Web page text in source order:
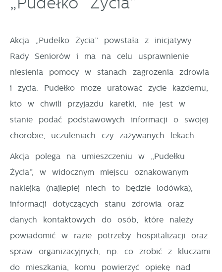
Akcja „Pudełko Życia” powstała z inicjatywy
Rady Seniorów i ma na celu usprawnienie
niesienia pomocy w stanach zagrożenia zdrowia
i życia. Pudełko może uratować życie każdemu,
kto w chwili przyjazdu karetki, nie jest w
stanie podać podstawowych informacji o swojej
chorobie, uczuleniach czy zażywanych lekach.
Akcja polega na umieszczeniu w „Pudełku
Życia”, w widocznym miejscu oznakowanym
naklejką (najlepiej niech to będzie lodówka),
informacji dotyczących stanu zdrowia oraz
danych kontaktowych do osób, które należy
powiadomić w razie potrzeby hospitalizacji oraz
spraw organizacyjnych, np. co zrobić z kluczami
do mieszkania, komu powierzyć opiekę nad
Ciebie działania w celu m.in. dostosowania Twoich
wypełniania formularzy. Dzięki plikom cookies strona,
z której korzystasz, może działać bez zakłóceń.
Więcej
Funkcjonalne i personalizacyjne
Tego typu pliki cookies umożliwiają stronie
internetowej zapamiętanie wprowadzonych przez Ciebie
większy komfort korzystania z funkcjonalności naszej
strony poprzez dopasowanie jej do Twoich
indywidualnych preferencji. Wyrażenie zgody na
stronie.
Więcej
Analityczne pliki cookies pomagają nam rozwijać się
Cookies analityczne pozwalają na uzyskanie informacji
miejsca oraz częstotliwości, z jaką odwiedzane są
nasze serwisy www. Dane pozwalają nam na ocenę
naszych serwisów internetowych pod względem ich
popularności wśród użytkowników. Zgromadzone
Więcej
Reklamowe
Dzięki reklamowym plikom cookies prezentujemy Ci
najciekawsze informacje i aktualności na stronach